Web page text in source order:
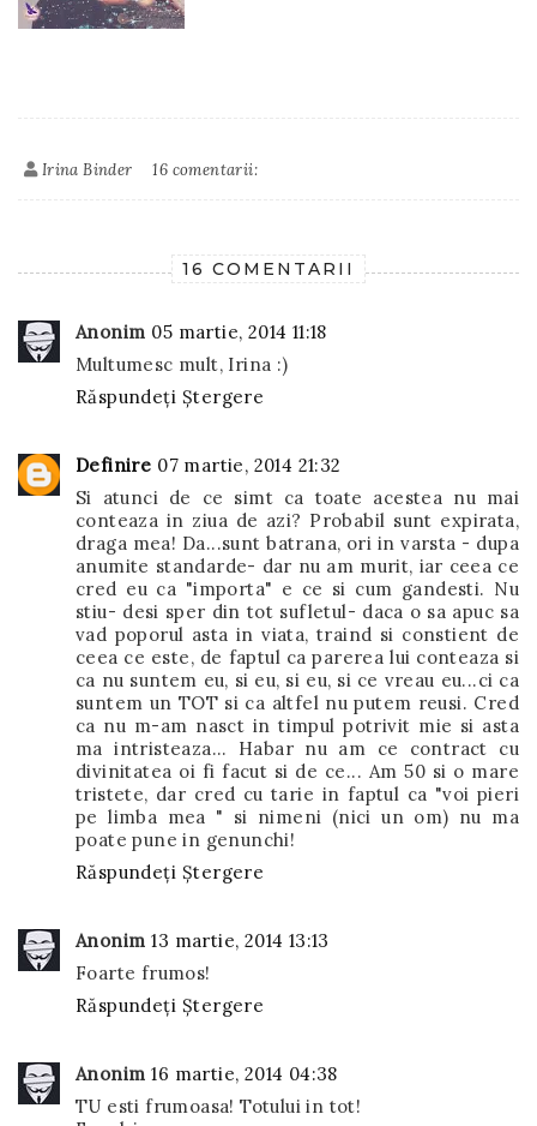
Irina Binder 16 comentarii:
16 COMENTARII
Anonim 05 martie, 2014 11:18
Multumesc mult, Irina :)
Răspundeți Ștergere
Definire 07 martie, 2014 21:32
Si atunci de ce simt ca toate acestea nu mai
conteaza in ziua de azi? Probabil sunt expirata,
draga mea! Da...sunt batrana, ori in varsta - dupa
anumite standarde- dar nu am murit, iar ceea ce
cred eu ca "importa" e ce si cum gandesti. Nu
stiu- desi sper din tot sufletul- daca o sa apuc sa
vad poporul asta in viata, traind si constient de
ceea ce este, de faptul ca parerea lui conteaza si
ca nu suntem eu, si eu, si eu, si ce vreau eu...ci ca
suntem un TOT si ca altfel nu putem reusi. Cred
ca nu m-am nasct in timpul potrivit mie si asta
ma intristeaza... Habar nu am ce contract cu
divinitatea oi fi facut si de ce... Am 50 si o mare
tristete, dar cred cu tarie in faptul ca "voi pieri
pe limba mea " si nimeni (nici un om) nu ma
poate pune in genunchi!
Răspundeți Ștergere
Anonim 13 martie, 2014 13:13
Foarte frumos!
Răspundeți Ștergere
Anonim 16 martie, 2014 04:38
TU esti frumoasa! Totului in tot!